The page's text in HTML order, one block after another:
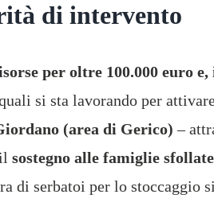
di intervento
per oltre 100.000 euro
si sta lavorando per
(area di Gerico) –
sostegno alle famiglie
di serbatoi per lo stoccaggio